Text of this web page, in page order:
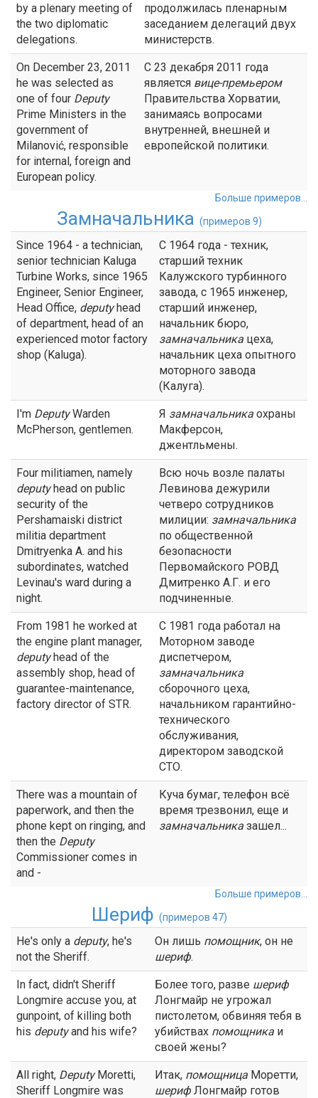
by a plenary meeting of
the two diplomatic
delegations.
продолжилась пленарным
заседанием делегаций двух
министерств.
On December 23, 2011
he was selected as
one of four Deputy
Prime Ministers in the
government of
Milanović, responsible
for internal, foreign and
European policy.
С 23 декабря 2011 года
является вице-премьером
Правительства Хорватии,
занимаясь вопросами
внутренней, внешней и
европейской политики.
Больше примеров...
Замначальника (примеров 9)
Since 1964 - a technician,
senior technician Kaluga
Turbine Works, since 1965
Engineer, Senior Engineer,
Head Office, deputyhead
of department, head of an
experienced motor factory
shop (Kaluga).
С 1964 года - техник,
старший техник
Калужского турбинного
завода, с 1965 инженер,
старший инженер,
начальник бюро,
замначальника цеха,
начальник цеха опытного
моторного завода
(Калуга).
I'm DeputyWarden
McPherson, gentlemen.
Я замначальника охраны
Макферсон,
джентльмены.
Four militiamen, namely
deputyhead on public
security of the
Pershamaiski district
militia department
Dmitryenka A. and his
subordinates, watched
Levinau's ward during a
night.
Всю ночь возле палаты
Левинова дежурили
четверо сотрудников
милиции: замначальника
по общественной
безопасности
Первомайского РОВД
Дмитренко А.Г. и его
подчиненные.
From 1981 he worked at
the engine plant manager,
deputyhead of the
assembly shop, head of
guarantee-maintenance,
factory director of STR.
С 1981 года работал на
Моторном заводе
диспетчером,
замначальника
сборочного цеха,
начальником гарантийно-
технического
обслуживания,
директором заводской
СТО.
There was a mountain of
paperwork, and then the
phone kept on ringing, and
then the Deputy
Commissioner comes in
and -
Куча бумаг, телефон всё
время трезвонил, еще и
замначальника зашел...
Больше примеров...
Шериф (примеров 47)
He's only a deputy, he's
not the Sheriff.
Он лишь помощник, он не
шериф.
In fact, didn't Sheriff
Longmire accuse you, at
gunpoint, of killing both
his deputyand his wife?
Более того, разве шериф
Лонгмайр не угрожал
пистолетом, обвиняя тебя в
убийствах помощника и
своей жены?
All right, DeputyMoretti,
Sheriff Longmire was
Итак, помощница Моретти,
шериф Лонгмайр готов